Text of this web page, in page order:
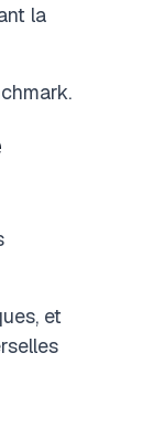
la
et